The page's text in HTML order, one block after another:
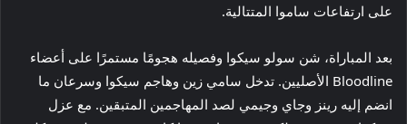
على ارتفاعات ساموا المتتالية.
بعد المباراة، شن سولو سيكوا وفصيله هجومًا مستمرًا على أعضاء
Bloodline الأصليين. تدخل سامي زين وهاجم سيكوا وسرعان ما
انضم إليه رينز وجاي وجيمي لصد المهاجمين المتبقين. مع عزل